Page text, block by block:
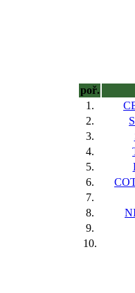
poř.
1.
2.
3.
4.
5.
6.
7.
8.
9.
10.